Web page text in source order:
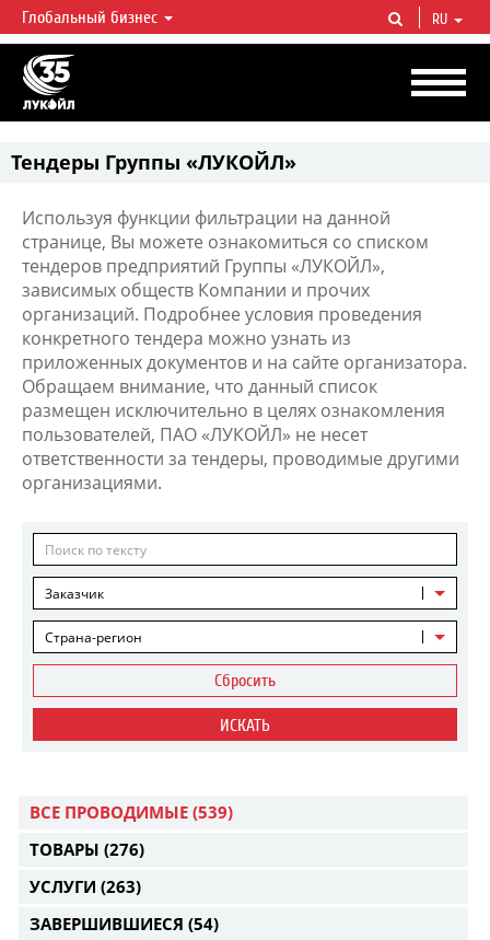
ЛУКОЙЛ СЕГОДНЯ
ЛУКОЙЛ — одна из крупнейших вертикально интегрированных
нефтегазовых компаний в мире, на долю которой приходится более 2%
мировой добычи нефти и около 1% доказанных запасов углеводородов.
Глобальный бизнес RU
Тендеры Группы «ЛУКОЙЛ»
Используя функции фильтрации на данной
странице, Вы можете ознакомиться со списком
тендеров предприятий Группы «ЛУКОЙЛ»,
зависимых обществ Компании и прочих
организаций. Подробнее условия проведения
конкретного тендера можно узнать из
приложенных документов и на сайте организатора.
Обращаем внимание, что данный список
размещен исключительно в целях ознакомления
пользователей, ПАО «ЛУКОЙЛ» не несет
ответственности за тендеры, проводимые другими
организациями.
Заказчик
Страна-регион
Сбросить
ИСКАТЬ
ВСЕ ПРОВОДИМЫЕ (539)
ТОВАРЫ (276)
УСЛУГИ (263)
ЗАВЕРШИВШИЕСЯ (54)